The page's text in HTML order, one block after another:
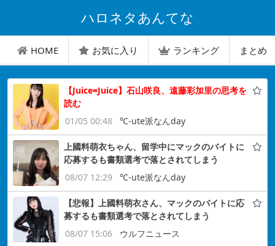
ハロネタあんてな
HOME お気に入り ランキング まとめ
【Juice=Juice】石山咲良、遠藤彩加里の思考を
読む
01/05 00:48
℃-ute派なんday
上國料萌衣ちゃん、留学中にマックのバイトに
応募するも書類選考で落とされてしまう
08/07 12:29
℃-ute派なんday
【悲報】上國料萌衣さん、マックのバイトに応
募するも書類選考で落とされてしまう
08/07 15:06
ウルフニュース